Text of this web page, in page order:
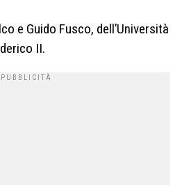
e Guido Fusco, dell’Università
II.